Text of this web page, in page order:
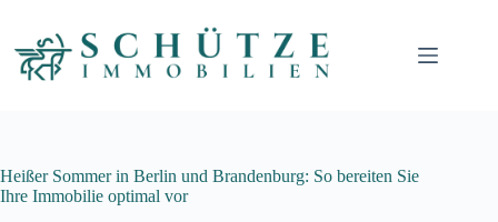
Heißer Sommer in Berlin und Brandenburg: So bereiten Sie
Ihre Immobilie optimal vor